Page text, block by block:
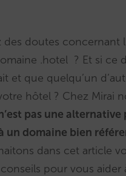
des doutes concernant
.hotel ? Et si ce
et que quelqu’un
hôtel ? Chez Mirai
pas une
un domaine bien
dans cet article
pour vous aider